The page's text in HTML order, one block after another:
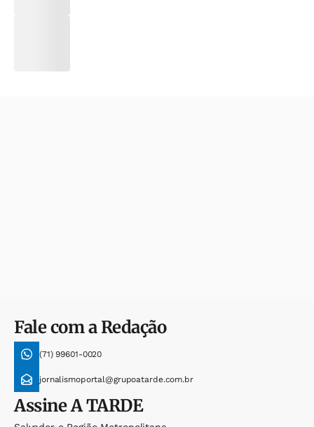
Fale com a Redação
(71) 99601-0020
jornalismoportal@grupoatarde.com.br
AssineA TARDE